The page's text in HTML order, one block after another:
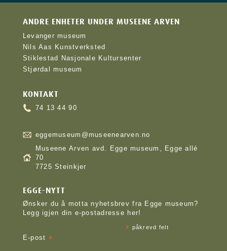
ANDRE ENHETER UNDER MUSEENE ARVEN
Levanger museum
Nils Aas Kunstverksted
Stiklestad Nasjonale Kultursenter
Stjørdal museum
KONTAKT
74 13 44 90
eggemuseum@museenearven.no
Museene Arven avd. Egge museum, Egge allé
70
7725 Steinkjer
EGGE-NYTT
Ønsker du å motta nyhetsbrev fra Egge museum?
Legg igjen din e-postadresse her!
* påkrevd felt
E-post *